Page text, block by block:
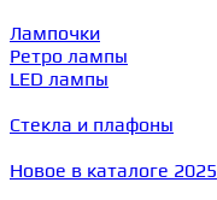
Лампочки
Ретро лампы
LED лампы
Стекла и плафоны
Новое в каталоге 2025